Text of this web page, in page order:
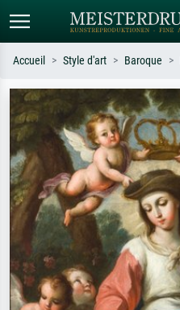
Recherche standard
Recherchez par artiste, titre ou style –
ex. Monet, Nuit étoilée,
impressionnisme, vague de Hokusai,
nu.
Accueil Style d'art Baroque